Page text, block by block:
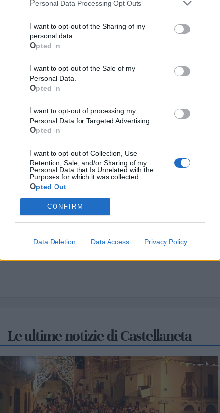
Personal Data Processing Opt Outs
personal data.
Opted In
Personal Data.
Opted In
Personal Data for Targeted Advertising.
Opted In
Retention, Sale, and/or Sharing of my
Personal Data that Is Unrelated with the
Purposes for which it was collected.
Opted Out
CONFIRM
Data Deletion Data Access Privacy Policy
Mondo CIA
Cia Agricoltori Italiani | Puglia - Area Due
Mari
Scopri tutte le notizie, gli eventi e la Web TV di Cia Puglia - Area
Le ultime notizie di Castellaneta